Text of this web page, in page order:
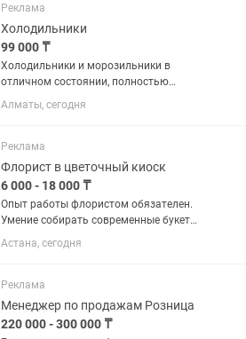
работы не обязателен, всему научим
за...
Реклама
Холодильники
99 000 ₸
Холодильники и морозильники в
отличном состоянии, полностью
рабочие, все чистые ухожэные как на
фото, на каждый холодильник дам
помогу с доставкой, кому интересно...
Алматы, сегодня
Реклама
Флорист в цветочный киоск
6 000 - 18 000 ₸
Опыт работы флористом обязателен.
Умение собирать современные букеты
и композиции. Знание ассортимента
цветов и правил ухода за ними.
Астана, сегодня
Реклама
Менеджер по продажам Розница
220 000 - 300 000 ₸